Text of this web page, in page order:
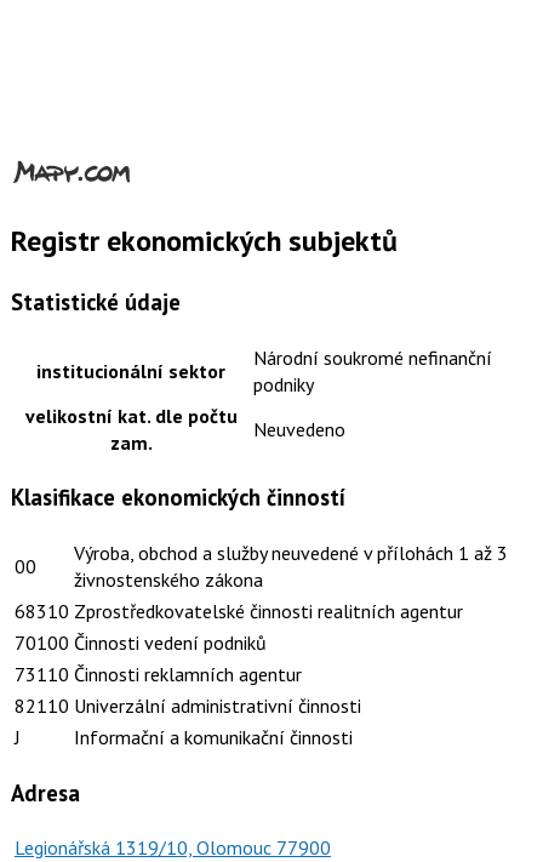
Registr ekonomických subjektů
Statistické údaje
institucionální sektor
Národní soukromé nefinanční
podniky
velikostní kat. dle počtu
zam.
Neuvedeno
Klasifikace ekonomických činností
00
Výroba, obchod a služby neuvedené v přílohách 1 až 3
živnostenského zákona
68310 Zprostředkovatelské činnosti realitních agentur
70100 Činnosti vedení podniků
73110 Činnosti reklamních agentur
82110 Univerzální administrativní činnosti
J
Informační a komunikační činnosti
Adresa
Legionářská 1319/10, Olomouc 77900